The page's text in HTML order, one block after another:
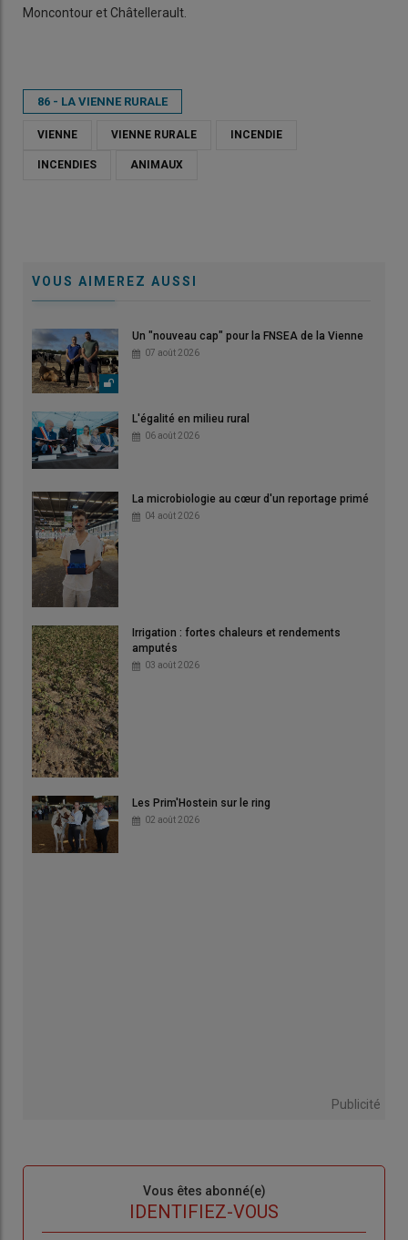
Moncontour et Châtellerault.
86 - LA VIENNE RURALE
VIENNE VIENNE RURALE INCENDIE
INCENDIES ANIMAUX
VOUS AIMEREZ AUSSI
Un "nouveau cap" pour la FNSEA de la Vienne
07 août 2026
L'égalité en milieu rural
06 août 2026
La microbiologie au cœur d'un reportage primé
04 août 2026
Irrigation : fortes chaleurs et rendements
amputés
03 août 2026
Les Prim'Hostein sur le ring
02 août 2026
Publicité
Vous êtes abonné(e)
IDENTIFIEZ-VOUS